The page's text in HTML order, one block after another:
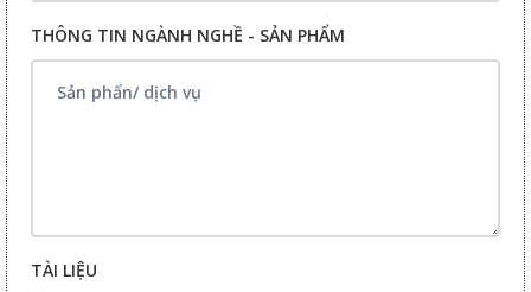
THÔNG TIN NGÀNH NGHỀ - SẢN PHẨM
TÀI LIỆU